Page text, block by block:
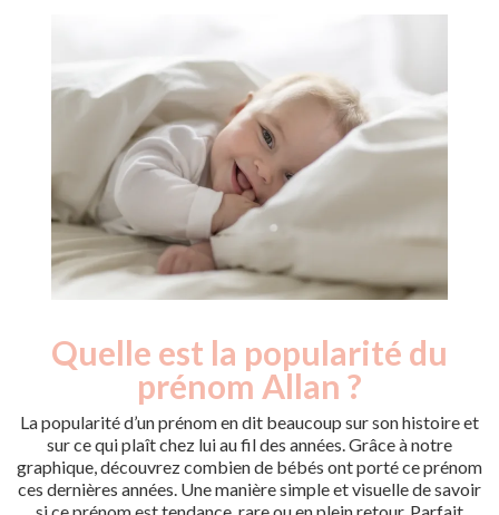
Quelle est la popularité du
prénom Allan ?
La popularité d’un prénom en dit beaucoup sur son histoire et
sur ce qui plaît chez lui au fil des années. Grâce à notre
graphique, découvrez combien de bébés ont porté ce prénom
ces dernières années. Une manière simple et visuelle de savoir
Année
Nouveaux-
nés
2010
230
2011
215
2012
180
2013
125